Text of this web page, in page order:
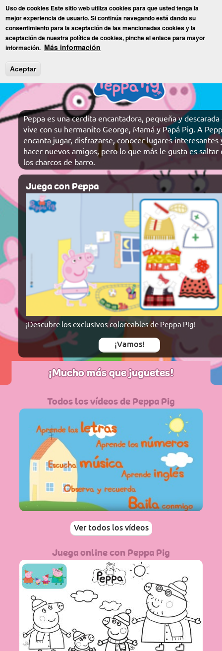
Uso de cookies Este sitio web utiliza cookies para que usted tenga la
mejor experiencia de usuario. Si continúa navegando está dando su
consentimiento para la aceptación de las mencionadas cookies y la
aceptación de nuestra política de cookies, pinche el enlace para mayor
información. Más información
Aceptar
Pasar
contenido
principal
Inicio »Juguetes» Peppa Pig
Peppa es una cerdita encantadora, pequeña y descarada
vive con su hermanito George, Mamá y Papá Pig. A
encanta jugar, disfrazarse, conocer lugares interesantes
hacer nuevos amigos, pero lo que más le gusta es saltar
los charcos de barro.
Juega con Peppa
¡Descubre los exclusivos coloreables de Peppa Pig!
¡Vamos!
¡Mucho más que juguetes!
Todos los vídeos de Peppa Pig
Ver todos los vídeos
Juega online con Peppa Pig